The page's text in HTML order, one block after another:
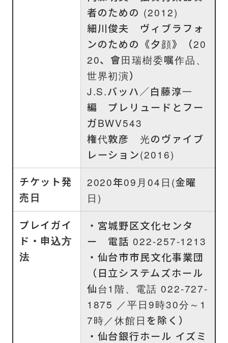
者のための (2012)
細川俊夫 ヴィブラフォ
ンのための《夕顔》（20
20、會田瑞樹委嘱作品、
世界初演）
J.S.バッハ／白藤淳一
編 プレリュードとフー
ガBWV543
権代敦彦 光のヴァイブ
レーション(2016)
チケット発
売日
2020年09月04日(金曜
日)
プレイガイ
ド・申込方
法
・宮城野区文化センタ
ー 電話 022-257-1213
・仙台市市民文化事業団
（日立システムズホール
仙台1階、電話 022-727-
1875 ／平日9時30分～1
7時／休館日を除く）
・仙台銀行ホール イズミ